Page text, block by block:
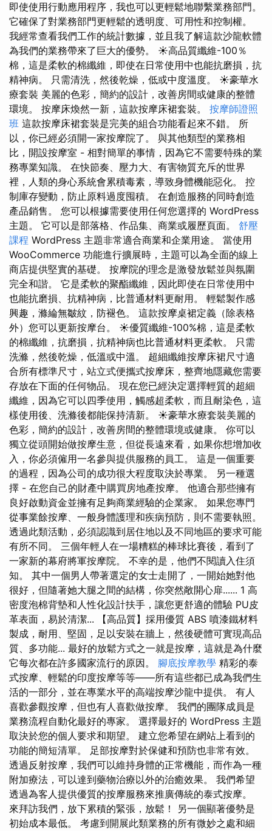
即使使用行動應用程序，我也可以更輕鬆地聯繫業務部門。
它確保了對業務部門更輕鬆的透明度、可用性和控制權。
我經常查看我們工作的統計數據，並且我了解這款沙龍軟體
為我們的業務帶來了巨大的優勢。 ☀高品質纖維-100％
棉，這是柔軟的棉纖維，即使在日常使用中也能抗磨損，抗
精神病。 只需清洗，然後乾燥，低或中度溫度。 ☀豪華水
療套裝 美麗的色彩，簡約的設計，改善房間或健康的整體
環境。 按摩床煥然一新，這款按摩床裙套裝。 按摩師證照
班 這款按摩床裙套裝是完美的組合功能看起來不錯。 所
以，你已經必須開一家按摩院了。 與其他類型的業務相
比，開設按摩室 - 相對簡單的事情，因為它不需要特殊的業
務專業知識。 在快節奏、壓力大、有害物質充斥的世界
裡，人類的身心系統會累積毒素，導致身體機能惡化。 控
制庫存變動，防止原料過度囤積。 在創造服務的同時創造
產品銷售。 您可以根據需要使用任何您選擇的 WordPress
主題。 它可以是部落格、作品集、商業或履歷頁面。 舒壓
課程 WordPress 主題非常適合商業和企業用途。 當使用
WooCommerce 功能進行擴展時，主題可以為全面的線上
商店提供堅實的基礎。 按摩院的理念是激發放鬆並與氛圍
完全和諧。 它是柔軟的聚酯纖維，因此即使在日常使用中
也能抗磨損、抗精神病，比普通材料更耐用。 輕鬆製作感
興趣，滌綸無皺紋，防褪色。 這款按摩桌裙定義（除表格
外）您可以更新按摩台。 ☀優質纖維-100%棉，這是柔軟
的棉纖維，抗磨損，抗精神病也比普通材料更柔軟。 只需
洗滌，然後乾燥，低溫或中溫。 超細纖維按摩床裙尺寸適
合所有標準尺寸，站立式便攜式按摩床，整齊地隱藏您需要
存放在下面的任何物品。 現在您已經決定選擇輕質的超細
纖維，因為它可以四季使用，觸感超柔軟，而且耐染色，這
樣使用後、洗滌後都能保持清新。 ☀豪華水療套裝美麗的
色彩，簡約的設計，改善房間的整體環境或健康。 你可以
獨立從頭開始做按摩生意，但從長遠來看，如果你想增加收
入，你必須僱用一名參與提供服務的員工。 這是一個重要
的過程，因為公司的成功很大程度取決於專業。 另一種選
擇 - 在您自己的財產中購買房地產按摩。 他適合那些擁有
良好啟動資金並擁有足夠商業經驗的企業家。 如果您專門
從事業餘按摩、一般身體護理和疾病預防，則不需要執照。
透過此類活動，必須認識到居住地以及不同地區的要求可能
有所不同。 三個年輕人在一場糟糕的棒球比賽後，看到了
一家新的幕府將軍按摩院。 不幸的是，他們不閱讀入住須
知。 其中一個男人帶著選定的女士走開了，一開始她對他
很好，但隨著她大腿之間的結構，你突然敞開心扉...... 1 高
密度泡棉背墊和人性化設計扶手，讓您更舒適的體驗 PU皮
革表面，易於清潔... 【高品質】採用優質 ABS 噴漆鐵材料
製成，耐用、堅固，足以安裝在牆上，然後硬體可實現高品
質、多功能... 最好的放鬆方式之一就是按摩，這就是為什麼
它每次都在許多國家流行的原因。 腳底按摩教學 精彩的泰
式按摩、輕鬆的印度按摩等等——所有這些都已成為我們生
活的一部分，並在專業水平的高端按摩沙龍中提供。 有人
喜歡參觀按摩，但也有人喜歡做按摩。 我們的團隊成員是
業務流程自動化最好的專家。 選擇最好的 WordPress 主題
取決於您的個人要求和期望。 建立您希望在網站上看到的
功能的簡短清單。 足部按摩對於保健和預防也非常有效。
透過反射按摩，我們可以維持身體的正常機能，而作為一種
附加療法，可以達到藥物治療以外的治癒效果。 我們希望
透過為客人提供優質的按摩服務來推廣傳統的泰式按摩。
來拜訪我們，放下累積的緊張，放鬆！ 另一個顯著優勢是
初始成本最低。 考慮到開展此類業務的所有微妙之處和細